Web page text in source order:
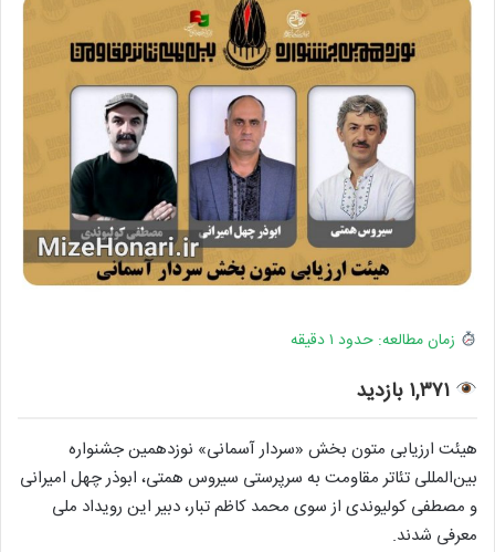
زمان مطالعه: حدود ۱ دقیقه
۱,۳۷۱ بازدید
هیئت ارزیابی متون بخش «سردار آسمانی» نوزدهمین جشنواره
بین‌المللی تئاتر مقاومت به سرپرستی سیروس همتی، ابوذر چهل امیرانی
و مصطفی کولیوندی از سوی محمد کاظم تبار، دبیر این رویداد ملی
معرفی شدند.